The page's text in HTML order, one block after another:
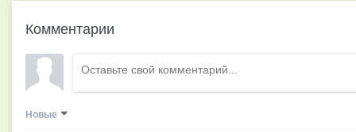
Комментарии
Новые